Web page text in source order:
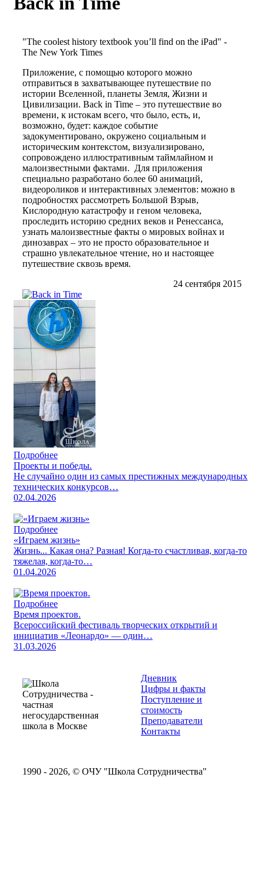
"The coolest history textbook you’ll find on the iPad" -
The New York Times
Приложение, с помощью которого можно
отправиться в захватывающее путешествие по
истории Вселенной, планеты Земля, Жизни и
Цивилизации. Back in Time – это путешествие во
времени, к истокам всего, что было, есть, и,
возможно, будет: каждое событие
задокументировано, окружено социальным и
историческим контекстом, визуализировано,
сопровождено иллюстративным таймлайном и
малоизвестными фактами. Для приложения
специально разработано более 60 анимаций,
видеороликов и интерактивных элементов: можно в
подробностях рассмотреть Большой Взрыв,
Кислородную катастрофу и геном человека,
проследить историю средних веков и Ренессанса,
узнать малоизвестные факты о мировых войнах и
динозаврах – это не просто образовательное и
страшно увлекательное чтение, но и настоящее
путешествие сквозь время.
24 сентября 2015
Подробнее
Проекты и победы.
Не случайно один из самых престижных международных
технических конкурсов…
02.04.2026
Подробнее
«Играем жизнь»
Жизнь... Какая она? Разная! Когда-то счастливая, когда-то
тяжелая, когда-то…
01.04.2026
Подробнее
Время проектов.
Всероссийский фестиваль творческих открытий и
инициатив «Леонардо» — один…
31.03.2026
Дневник
Цифры и факты
Поступление и
стоимость
Преподаватели
Контакты
1990 - 2026, © ОЧУ "Школа Сотрудничества"